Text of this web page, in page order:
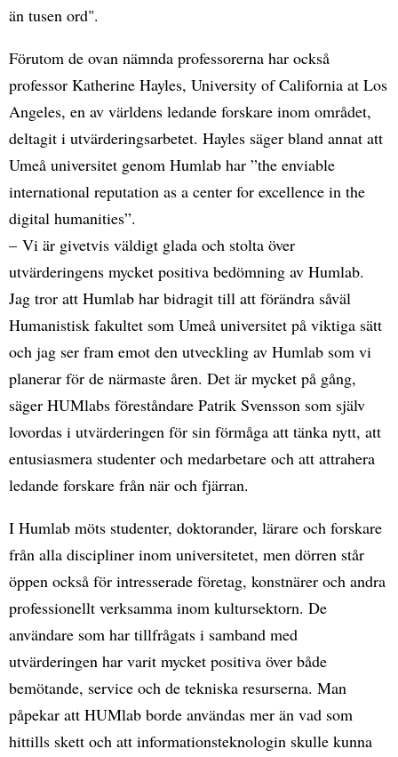
än tusen ord".
Förutom de ovan nämnda professorerna har också
professor Katherine Hayles, University of California at Los
Angeles, en av världens ledande forskare inom området,
deltagit i utvärderingsarbetet. Hayles säger bland annat att
Umeå universitet genom Humlab har ”the enviable
international reputation as a center for excellence in the
digital humanities”.
– Vi är givetvis väldigt glada och stolta över
utvärderingens mycket positiva bedömning av Humlab.
Jag tror att Humlab har bidragit till att förändra såväl
Humanistisk fakultet som Umeå universitet på viktiga sätt
och jag ser fram emot den utveckling av Humlab som vi
planerar för de närmaste åren. Det är mycket på gång,
säger HUMlabs föreståndare Patrik Svensson som själv
lovordas i utvärderingen för sin förmåga att tänka nytt, att
entusiasmera studenter och medarbetare och att attrahera
ledande forskare från när och fjärran.
I Humlab möts studenter, doktorander, lärare och forskare
från alla discipliner inom universitetet, men dörren står
öppen också för intresserade företag, konstnärer och andra
professionellt verksamma inom kultursektorn. De
användare som har tillfrågats i samband med
utvärderingen har varit mycket positiva över både
bemötande, service och de tekniska resurserna. Man
påpekar att HUMlab borde användas mer än vad som
hittills skett och att informationsteknologin skulle kunna